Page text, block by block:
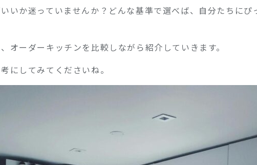
いか迷っていませんか？どんな基準で選べば、自分たちにぴ
オーダーキッチンを比較しながら紹介していきます。
にしてみてくださいね。